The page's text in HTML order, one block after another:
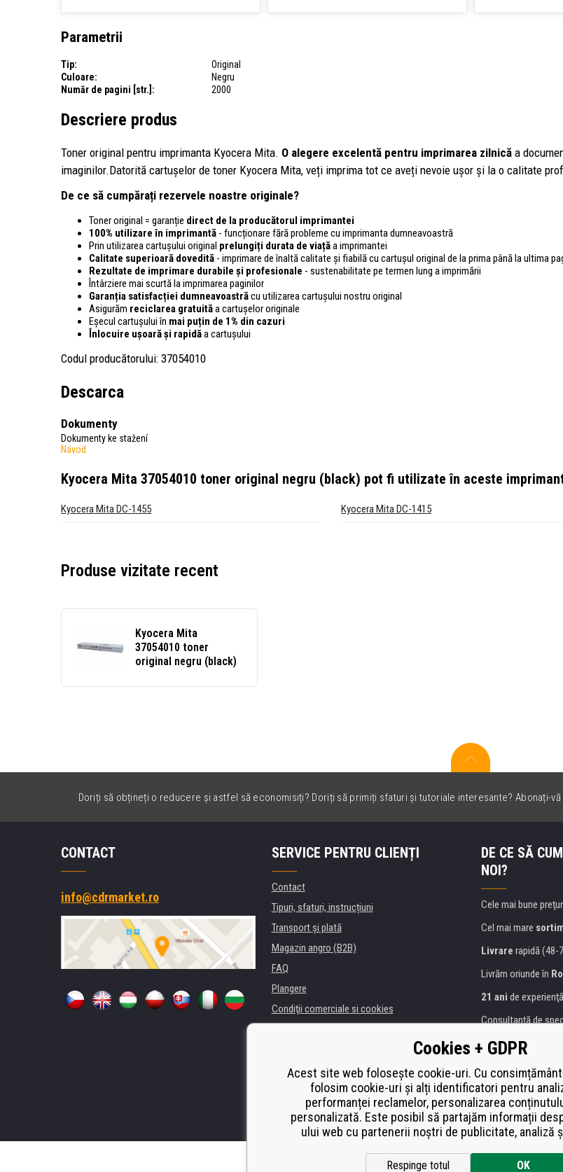
Parametrii
Tip:
Original
Culoare:
Negru
Număr de pagini [str.]:
2000
Descriere produs
Toner original pentru imprimanta Kyocera Mita. O alegere excelentă pentru imprimarea zilnică a
imaginilor.Datorită cartușelor de toner Kyocera Mita, veți imprima tot ce aveți nevoie ușor și la o calitate
De ce să cumpărați rezervele noastre originale?
Toner original = garanție direct de la producătorul imprimantei
100% utilizare în imprimantă - funcționare fără probleme cu imprimanta dumneavoastră
Prin utilizarea cartușului original prelungiți durata de viațăa imprimantei
Calitate superioară dovedită - imprimare de înaltă calitate și fiabilă cu cartușul original de la prima până la ultima
Rezultate de imprimare durabile și profesionale - sustenabilitate pe termen lung a imprimării
Întârziere mai scurtă la imprimarea paginilor
Garanția satisfacției dumneavoastrăcu utilizarea cartușului nostru original
Asigurăm reciclarea gratuităa cartușelor originale
Eșecul cartușului în mai puțin de 1% din cazuri
Înlocuire ușoară și rapidăa cartușului
Codul producătorului: 37054010
Descarca
Dokumenty
Dokumenty ke stažení
Návod
Kyocera Mita 37054010 toner original negru (black) pot fi utilizate în aceste
Kyocera Mita DC-1455 Kyocera Mita DC-1415
Produse vizitate recent
Kyocera Mita
37054010 toner
original negru (black)
Doriți să obțineți o reducere și astfel să economisiți? Doriți să primiți sfaturi și tutoriale interesante? Abonați-
CONTACT
info@cdrmarket.ro
SERVICE PENTRU CLIENȚI
Contact
Tipuri, sfaturi, instrucțiuni
Transport şi plată
Magazin angro (B2B)
FAQ
Plangere
Condiţii comerciale si cookies
Închirierea de imprimante
Performanță de înlocuire
Odstoupení od smlouvy
DE CE SĂ
NOI?
Cele mai bune
Cel mai mare
Livrare rapidă (48-
Livrăm oriunde în
21 ani de experienţă
Consultanţă de
Abordarea amabilă
certificat
Platăsecurizată
Cookies + GDPR
Acest site web folosește cookie-uri. Cu
folosim cookie-uri și alți identificatori pentru
performanței reclamelor, personalizarea
personalizată. Este posibil să partajăm informații
ului web cu partenerii noștri de publicitate, analiză
Respinge totul OK